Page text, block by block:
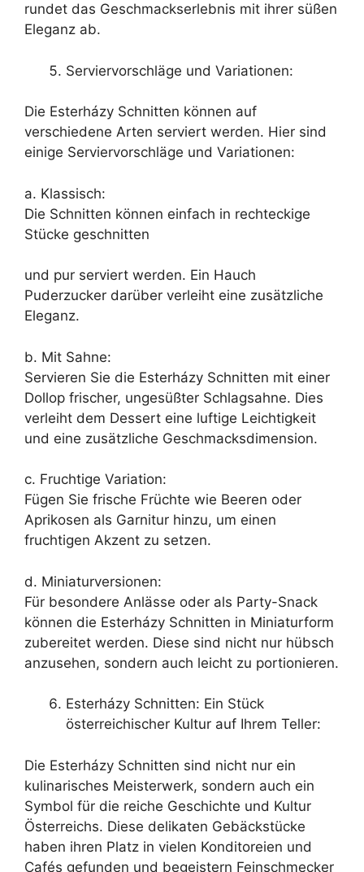
rundet das Geschmackserlebnis mit ihrer süßen
Eleganz ab.
Serviervorschläge und Variationen:
Die Esterházy Schnitten können auf
verschiedene Arten serviert werden. Hier sind
einige Serviervorschläge und Variationen:
a. Klassisch:
Die Schnitten können einfach in rechteckige
Stücke geschnitten
und pur serviert werden. Ein Hauch
Puderzucker darüber verleiht eine zusätzliche
Eleganz.
b. Mit Sahne:
Servieren Sie die Esterházy Schnitten mit einer
Dollop frischer, ungesüßter Schlagsahne. Dies
verleiht dem Dessert eine luftige Leichtigkeit
und eine zusätzliche Geschmacksdimension.
c. Fruchtige Variation:
Fügen Sie frische Früchte wie Beeren oder
Aprikosen als Garnitur hinzu, um einen
fruchtigen Akzent zu setzen.
d. Miniaturversionen:
Für besondere Anlässe oder als Party-Snack
können die Esterházy Schnitten in Miniaturform
zubereitet werden. Diese sind nicht nur hübsch
anzusehen, sondern auch leicht zu portionieren.
Esterházy Schnitten: Ein Stück
österreichischer Kultur auf Ihrem Teller:
Die Esterházy Schnitten sind nicht nur ein
kulinarisches Meisterwerk, sondern auch ein
Symbol für die reiche Geschichte und Kultur
Österreichs. Diese delikaten Gebäckstücke
haben ihren Platz in vielen Konditoreien und
Cafés gefunden und begeistern Feinschmecker